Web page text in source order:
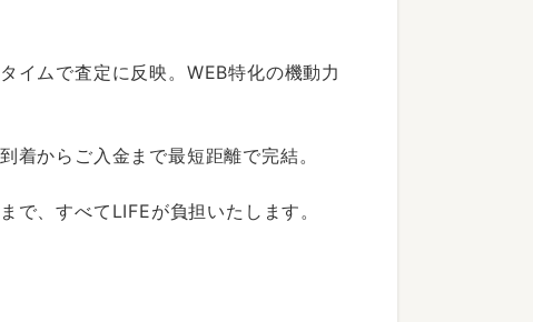
イムで査定に反映。WEB特化の機動力
着からご入金まで最短距離で完結。
で、すべてLIFEが負担いたします。